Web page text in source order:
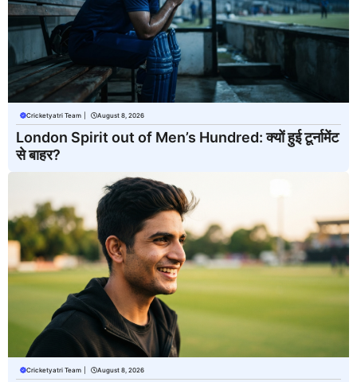
Cricketyatri Team August 8, 2026
London Spirit out of Men’s Hundred: क्यों हुई टूर्नामेंट
से बाहर?
Cricketyatri Team August 8, 2026